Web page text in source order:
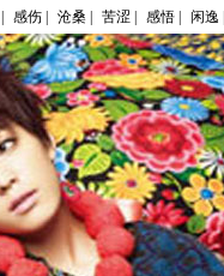
感伤 | 沧桑 | 苦涩 | 感悟 | 闲逸 |